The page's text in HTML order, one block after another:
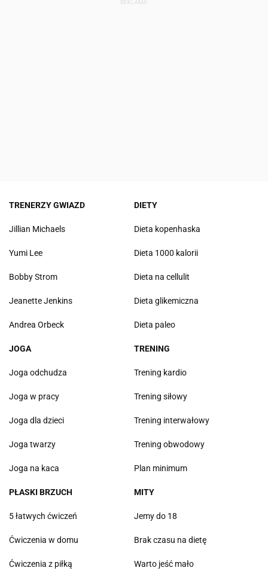
TRENERZY GWIAZD
Jillian Michaels
Yumi Lee
Bobby Strom
Jeanette Jenkins
Andrea Orbeck
DIETY
Dieta kopenhaska
Dieta 1000 kalorii
Dieta na cellulit
Dieta glikemiczna
Dieta paleo
JOGA
Joga odchudza
Joga w pracy
Joga dla dzieci
Joga twarzy
Joga na kaca
TRENING
Trening kardio
Trening siłowy
Trening interwałowy
Trening obwodowy
Plan minimum
PŁASKI BRZUCH
5 łatwych ćwiczeń
Ćwiczenia w domu
Ćwiczenia z piłką
MITY
Jemy do 18
Brak czasu na dietę
Warto jeść mało